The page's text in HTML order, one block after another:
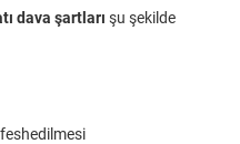
dava şartları şu şekilde